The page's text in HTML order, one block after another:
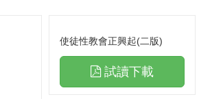
使徒性教會正興起(二版)
試讀下載